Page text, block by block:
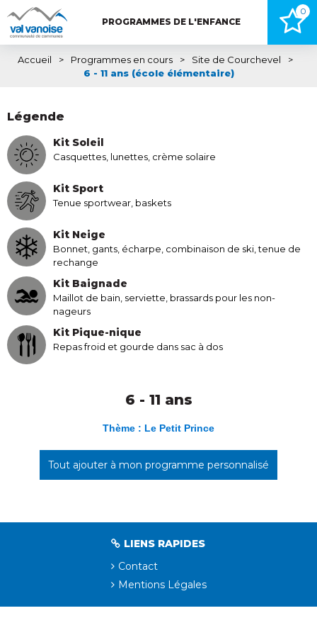
PROGRAMMES DE L'ENFANCE
0
Accueil > Programmes en cours > Site de Courchevel
>
6 - 11 ans (école élémentaire)
Légende
Casquettes, lunettes, crème solaire
Kit Soleil
Tenue sportwear, baskets
Kit Sport
Bonnet, gants, écharpe, combinaison de ski, tenue de
rechange
Kit Neige
Maillot de bain, serviette, brassards pour les non-
nageurs
Kit Baignade
Repas froid et gourde dans sac à dos
Kit Pique-nique
6 - 11 ans
Thème : Le Petit Prince
Tout ajouter à mon programme personnalisé
LIENS RAPIDES
Contact
Mentions Légales